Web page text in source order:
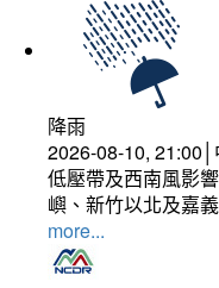
降雨
2026-08-10,
低壓帶及西南風影
嶼、新竹以北及嘉
more...